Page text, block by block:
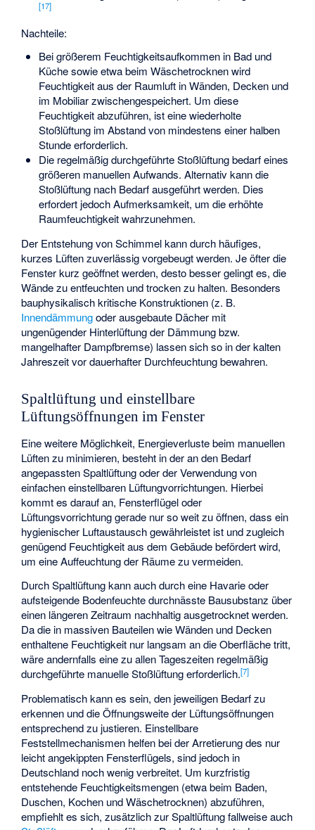
[17]
Nachteile:
Bei größerem Feuchtigkeitsaufkommen in Bad und
Küche sowie etwa beim Wäschetrocknen wird
Feuchtigkeit aus der Raumluft in Wänden, Decken und
im Mobiliar zwischengespeichert. Um diese
Feuchtigkeit abzuführen, ist eine wiederholte
Stoßlüftung im Abstand von mindestens einer halben
Stunde erforderlich.
Die regelmäßig durchgeführte Stoßlüftung bedarf eines
größeren manuellen Aufwands. Alternativ kann die
Stoßlüftung nach Bedarf ausgeführt werden. Dies
erfordert jedoch Aufmerksamkeit, um die erhöhte
Raumfeuchtigkeit wahrzunehmen.
Der Entstehung von Schimmel kann durch häufiges,
kurzes Lüften zuverlässig vorgebeugt werden. Je öfter die
Fenster kurz geöffnet werden, desto besser gelingt es, die
Wände zu entfeuchten und trocken zu halten. Besonders
bauphysikalisch kritische Konstruktionen (z. B.
Innendämmungoder ausgebaute Dächer mit
ungenügender Hinterlüftung der Dämmung bzw.
mangelhafter Dampfbremse) lassen sich so in der kalten
Jahreszeit vor dauerhafter Durchfeuchtung bewahren.
Spaltlüftung und einstellbare
Lüftungsöffnungen im Fenster
Eine weitere Möglichkeit, Energieverluste beim manuellen
Lüften zu minimieren, besteht in der an den Bedarf
angepassten Spaltlüftung oder der Verwendung von
einfachen einstellbaren Lüftungvorrichtungen. Hierbei
kommt es darauf an, Fensterflügel oder
Lüftungsvorrichtung gerade nur so weit zu öffnen, dass ein
hygienischer Luftaustausch gewährleistet ist und zugleich
genügend Feuchtigkeit aus dem Gebäude befördert wird,
um eine Auffeuchtung der Räume zu vermeiden.
Durch Spaltlüftung kann auch durch eine Havarie oder
aufsteigende Bodenfeuchte durchnässte Bausubstanz über
einen längeren Zeitraum nachhaltig ausgetrocknet werden.
Da die in massiven Bauteilen wie Wänden und Decken
enthaltene Feuchtigkeit nur langsam an die Oberfläche tritt,
wäre andernfalls eine zu allen Tageszeiten regelmäßig
durchgeführte manuelle Stoßlüftung erforderlich.[7]
Problematisch kann es sein, den jeweiligen Bedarf zu
erkennen und die Öffnungsweite der Lüftungsöffnungen
entsprechend zu justieren. Einstellbare
Feststellmechanismen helfen bei der Arretierung des nur
leicht angekippten Fensterflügels, sind jedoch in
Deutschland noch wenig verbreitet. Um kurzfristig
entstehende Feuchtigkeitsmengen (etwa beim Baden,
Duschen, Kochen und Wäschetrocknen) abzuführen,
empfiehlt es sich, zusätzlich zur Spaltlüftung fallweise auch